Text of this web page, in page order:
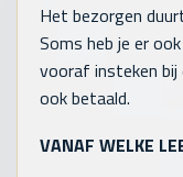
Het bezorgen
Soms heb je er
vooraf insteken bij
ook betaald.
VANAF WELKE